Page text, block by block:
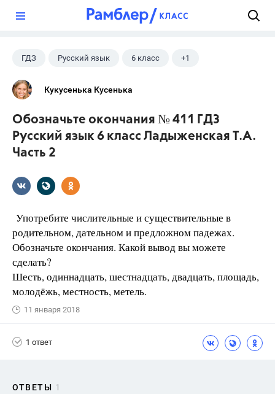
ГДЗ Русский язык 6 класс +1
Ладыженская Т.А.
Кукусенька Кусенька
Обозначьте окончания № 411 ГДЗ
Русский язык 6 класс Ладыженская Т.А.
Часть 2
Употребите числительные и существительные в
родительном, дательном и предложном падежах.
Обозначьте окончания. Какой вывод вы можете
сделать?
Шесть, одиннадцать, шестнадцать, двадцать, площадь,
молодёжь, местность, метель.
11 января 2018
1 ответ
ОТВЕТЫ 1